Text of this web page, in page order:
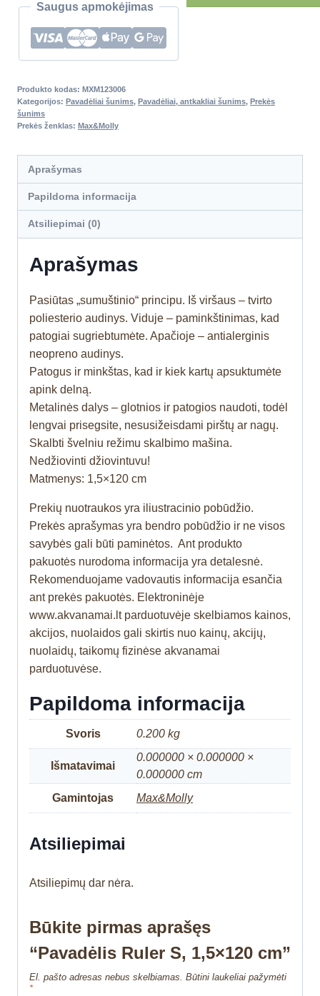
Saugus apmokėjimas
Produkto kodas: MXM123006
Kategorijos: Pavadėliai šunims, Pavadėliai, antkakliai šunims, Prekės
šunims
Prekės ženklas: Max&Molly
Aprašymas
Papildoma informacija
Atsiliepimai (0)
Aprašymas
Pasiūtas „sumuštinio“ principu. Iš viršaus – tvirto
poliesterio audinys. Viduje – paminkštinimas, kad
patogiai sugriebtumėte. Apačioje – antialerginis
neopreno audinys.
Patogus ir minkštas, kad ir kiek kartų apsuktumėte
apink delną.
Metalinės dalys – glotnios ir patogios naudoti, todėl
lengvai prisegsite, nesusižeisdami pirštų ar nagų.
Skalbti švelniu režimu skalbimo mašina.
Nedžiovinti džiovintuvu!
Matmenys: 1,5×120 cm
Prekių nuotraukos yra iliustracinio pobūdžio.
Prekės aprašymas yra bendro pobūdžio ir ne visos
savybės gali būti paminėtos. Ant produkto
pakuotės nurodoma informacija yra detalesnė.
Rekomenduojame vadovautis informacija esančia
ant prekės pakuotės. Elektroninėje
www.akvanamai.lt parduotuvėje skelbiamos kainos,
akcijos, nuolaidos gali skirtis nuo kainų, akcijų,
nuolaidų, taikomų fizinėse akvanamai
parduotuvėse.
Papildoma informacija
Svoris 0.200 kg
Išmatavimai
0.000000 × 0.000000 ×
0.000000 cm
Gamintojas
Max&Molly
Atsiliepimai
Atsiliepimų dar nėra.
Būkite pirmas aprašęs
“Pavadėlis Ruler S, 1,5×120 cm”
El. pašto adresas nebus skelbiamas. Būtini laukeliai pažymėti
*